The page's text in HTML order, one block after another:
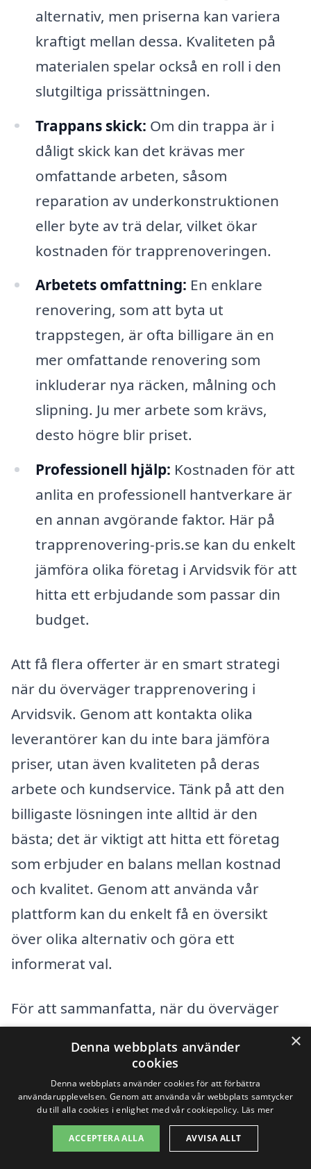
alternativ, men priserna kan variera
kraftigt mellan dessa. Kvaliteten på
materialen spelar också en roll i den
slutgiltiga prissättningen.
Trappans skick: Om din trappa är i
dåligt skick kan det krävas mer
omfattande arbeten, såsom
reparation av underkonstruktionen
eller byte av trä delar, vilket ökar
kostnaden för trapprenoveringen.
Arbetets omfattning: En enklare
renovering, som att byta ut
trappstegen, är ofta billigare än en
mer omfattande renovering som
inkluderar nya räcken, målning och
slipning. Ju mer arbete som krävs,
desto högre blir priset.
Professionell hjälp: Kostnaden för att
anlita en professionell hantverkare är
en annan avgörande faktor. Här på
trapprenovering-pris.se kan du enkelt
jämföra olika företag i Arvidsvik för att
hitta ett erbjudande som passar din
budget.
Att få flera offerter är en smart strategi
när du överväger trapprenovering i
Arvidsvik. Genom att kontakta olika
leverantörer kan du inte bara jämföra
priser, utan även kvaliteten på deras
arbete och kundservice. Tänk på att den
billigaste lösningen inte alltid är den
bästa; det är viktigt att hitta ett företag
som erbjuder en balans mellan kostnad
och kvalitet. Genom att använda vår
plattform kan du enkelt få en översikt
över olika alternativ och göra ett
informerat val.
För att sammanfatta, när du överväger
trapprenovering i Arvidsvik, ta hänsyn till
material, trappans skick, arbetets
omfattning och kostnaden för
hantverkare. Med rätt information och
anbud kan du säkerställa att din
renovering blir både kostnadseffektiv och
×
Denna webbplats använder
cookies
Denna webbplats använder cookies för att förbättra
användarupplevelsen. Genom att använda vår webbplats samtycker
du till alla cookies i enlighet med vår cookiepolicy. Läs mer
ACCEPTERA ALLA AVVISA ALLT